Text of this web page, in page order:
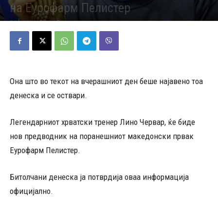
на Еурофарм Пелистер
Објавено од Марио Петровски - 13/05/2026 443
Она што во текот на вчерашниот ден беше најавено тоа
денеска и се оствари.
Легендарниот хрватски тренер Лино Червар, ќе биде
нов предводник на поранешниот македонски првак
Еурофарм Пелистер.
Битолчани денеска ја потврдија оваа информација
официјално.